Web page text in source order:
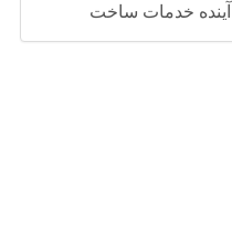
آینده خدمات ساخت